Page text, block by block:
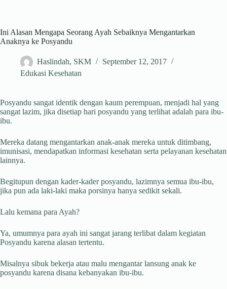
Ini Alasan Mengapa Seorang Ayah Sebaiknya Mengantarkan
Anaknya ke Posyandu
Haslindah, SKM
September 12, 2017
Edukasi Kesehatan
Posyandu sangat identik dengan kaum perempuan, menjadi hal yang
sangat lazim, jika disetiap hari posyandu yang terlihat adalah para ibu-
ibu.
Mereka datang mengantarkan anak-anak mereka untuk ditimbang,
imunisasi, mendapatkan informasi kesehatan serta pelayanan kesehatan
lainnya.
Begitupun dengan kader-kader posyandu, lazimnya semua ibu-ibu,
jika pun ada laki-laki maka porsinya hanya sedikit sekali.
Lalu kemana para Ayah?
Ya, umumnya para ayah ini sangat jarang terlibat dalam kegiatan
Posyandu karena alasan tertentu.
Misalnya sibuk bekerja atau malu mengantar lansung anak ke
posyandu karena disana kebanyakan ibu-ibu.